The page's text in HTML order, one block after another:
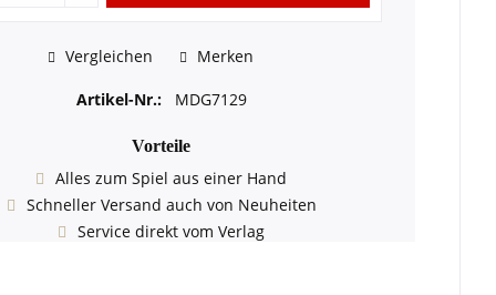
Vergleichen Merken
Artikel-Nr.: MDG7129
Vorteile
Alles zum Spiel aus einer Hand
Schneller Versand auch von Neuheiten
Service direkt vom Verlag